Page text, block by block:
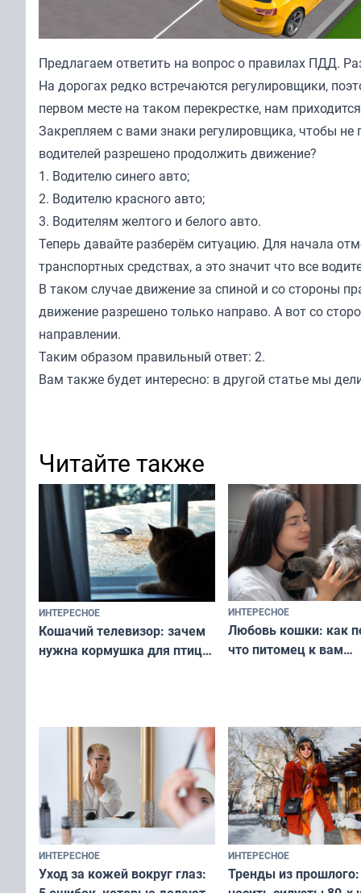
Предлагаем ответить на вопрос о правилах ПДД.
На дорогах редко встречаются регулировщики,
первом месте на таком перекрестке, нам
Закрепляем с вами знаки регулировщика, чтобы не
водителей разрешено продолжить движение?
1. Водителю синего авто;
2. Водителю красного авто;
3. Водителям желтого и белого авто.
Теперь давайте разберём ситуацию. Для начала
транспортных средствах, а это значит что все
В таком случае движение за спиной и со стороны
движение разрешено только направо. А вот со
направлении.
Таким образом правильный ответ: 2.
Вам также будет интересно: в другой статье мы
Читайте также
ИНТЕРЕСНОЕ
Кошачий телевизор: зачем
нужна кормушка для птиц
ИНТЕРЕСНОЕ
Любовь кошки: как
что питомец к вам
ИНТЕРЕСНОЕ
Уход за кожей вокруг глаз:
ИНТЕРЕСНОЕ
Тренды из